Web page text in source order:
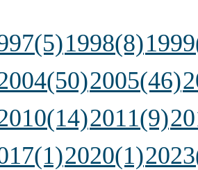
1998(8)
2005(46)
2011(9)
2020(1)